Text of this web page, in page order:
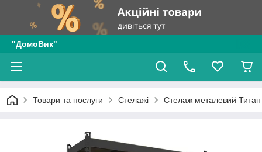
"ДомоВик"
Товари та послуги Стелажі Стелаж металевий